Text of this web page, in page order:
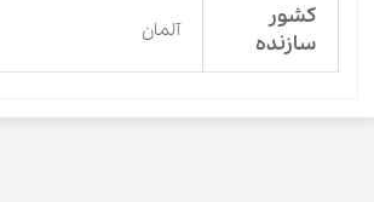
کشور
سازنده
آلمان